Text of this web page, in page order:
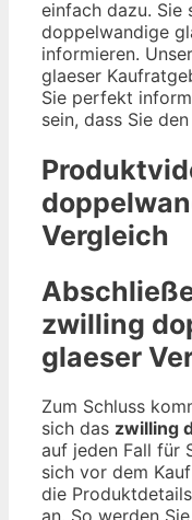
einfach dazu. Sie
doppelwandige
informieren.
glaeser
Sie perfekt
sein, dass Sie
Vergleich
zwilling
glaeser
Zum Schluss
sich das zwilling
auf jeden Fall für
sich vor dem
die